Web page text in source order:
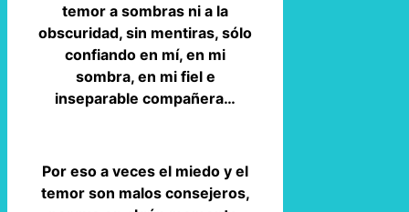
temor a sombras ni a la
obscuridad, sin mentiras, sólo
confiando en mí, en mi
sombra, en mi fiel e
inseparable compañera…
Por eso a veces el miedo y el
temor son malos consejeros,